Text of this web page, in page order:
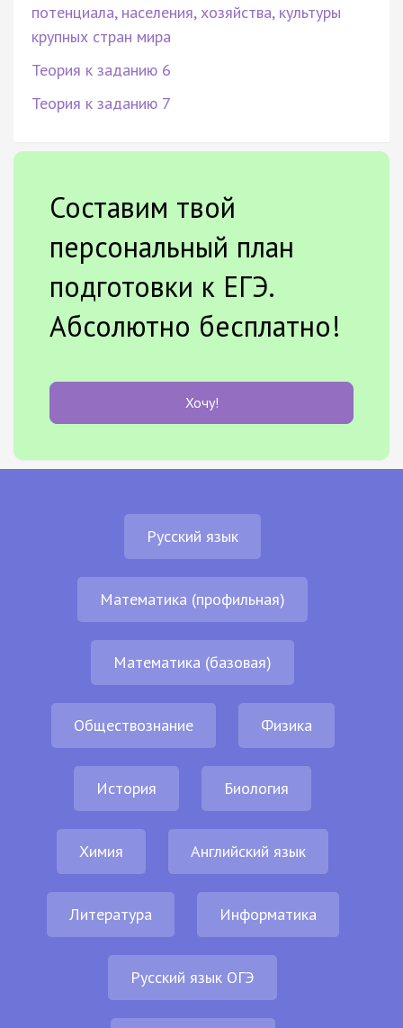
потенциала, населения, хозяйства, культуры
крупных стран мира
Теория к заданию 6
Теория к заданию 7
Составим твой
персональный план
подготовки к ЕГЭ.
Абсолютно бесплатно!
Хочу!
Русский язык
Математика (профильная)
Математика (базовая)
Обществознание Физика
История Биология
Химия Английский язык
Литература Информатика
Русский язык ОГЭ